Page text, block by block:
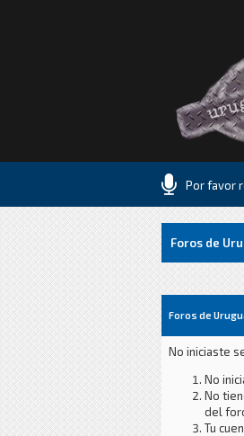
Por favor
Foros de
Foros de
No iniciaste
No
No
del
Tu